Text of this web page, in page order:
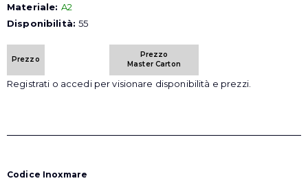
Materiale: A2
Disponibilità:55
Prezzo
Prezzo
Master Carton
Registrati o accedi per visionare disponibilità e prezzi.
Codice Inoxmare